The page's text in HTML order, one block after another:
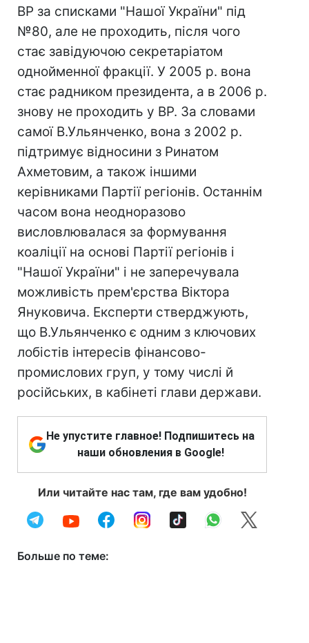
ВР за списками "Нашої України" під
№80, але не проходить, після чого
стає завідуючою секретаріатом
однойменної фракції. У 2005 р. вона
стає радником президента, а в 2006 р.
знову не проходить у ВР. За словами
самої В.Ульянченко, вона з 2002 р.
підтримує відносини з Ринатом
Ахметовим, а також іншими
керівниками Партії регіонів. Останнім
часом вона неодноразово
висловлювалася за формування
коаліції на основі Партії регіонів і
"Нашої України" і не заперечувала
можливість прем'єрства Віктора
Януковича. Експерти стверджують,
що В.Ульянченко є одним з ключових
лобістів інтересів фінансово-
промислових груп, у тому числі й
російських, в кабінеті глави держави.
Не упустите главное! Подпишитесь на
наши обновления в Google!
Или читайте нас там, где вам удобно!
Больше по теме: